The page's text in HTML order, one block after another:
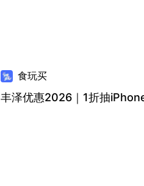
食玩买
丰泽优惠2026｜1折抽